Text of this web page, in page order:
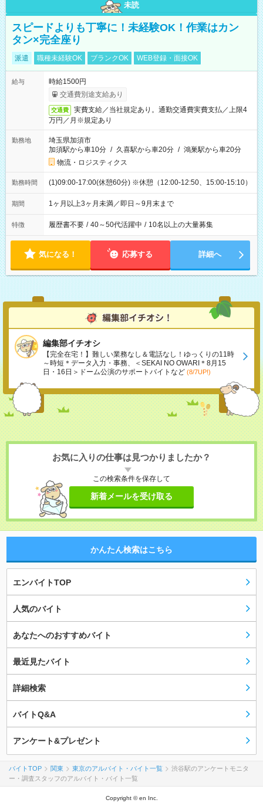
未読
スピードよりも丁寧に！未経験OK！作業はカン
タン×完全座り
派遣 職種未経験OK ブランクOK WEB登録・面接OK
給与
時給1500円
交通費別途支給あり
交通費
実費支給／当社規定あり。通勤交通費実費支払／上限4
万円／月※規定あり
勤務地
埼玉県加須市
加須駅から車10分 / 久喜駅から車20分 / 鴻巣駅から車20分
物流・ロジスティクス
勤務時間 (1)09:00-17:00(休憩60分) ※休憩（12:00-12:50、15:00-15:10）
期間 1ヶ月以上3ヶ月未満／即日～9月末まで
特徴 履歴書不要 / 40～50代活躍中 / 10名以上の大量募集
気になる！ 応募する 詳細へ
編集部イチオシ
【完全在宅！】難しい業務なし＆電話なし！ゆっくりの11時
～時短＊データ入力・事務、＜SEKAI NO OWARI＊8月15
日・16日＞ドーム公演のサポートバイトなど (8/7UP!)
お気に入りの仕事は見つかりましたか？
この検索条件を保存して
新着メールを受け取る
かんたん検索はこちら
エンバイトTOP
人気のバイト
あなたへのおすすめバイト
最近見たバイト
詳細検索
バイトQ&A
アンケート&プレゼント
バイトTOP 関東 東京のアルバイト・バイト一覧
渋谷駅のアンケートモニタ
ー・調査スタッフのアルバイト・バイト一覧
Copyright © en Inc.